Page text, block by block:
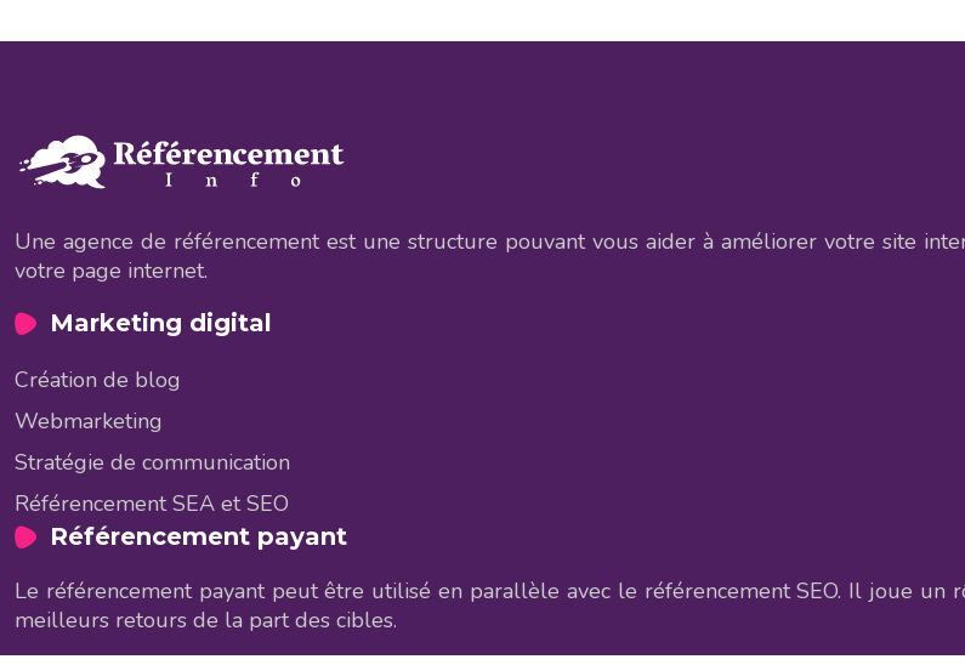
Une agence de référencement est une structure pouvant vous aider à améliorer votre site
votre page internet.
Marketing digital
Création de blog
Webmarketing
Stratégie de communication
Référencement SEA et SEO
Référencement payant
Le référencement payant peut être utilisé en parallèle avec le référencement SEO. Il joue un
meilleurs retours de la part des cibles.